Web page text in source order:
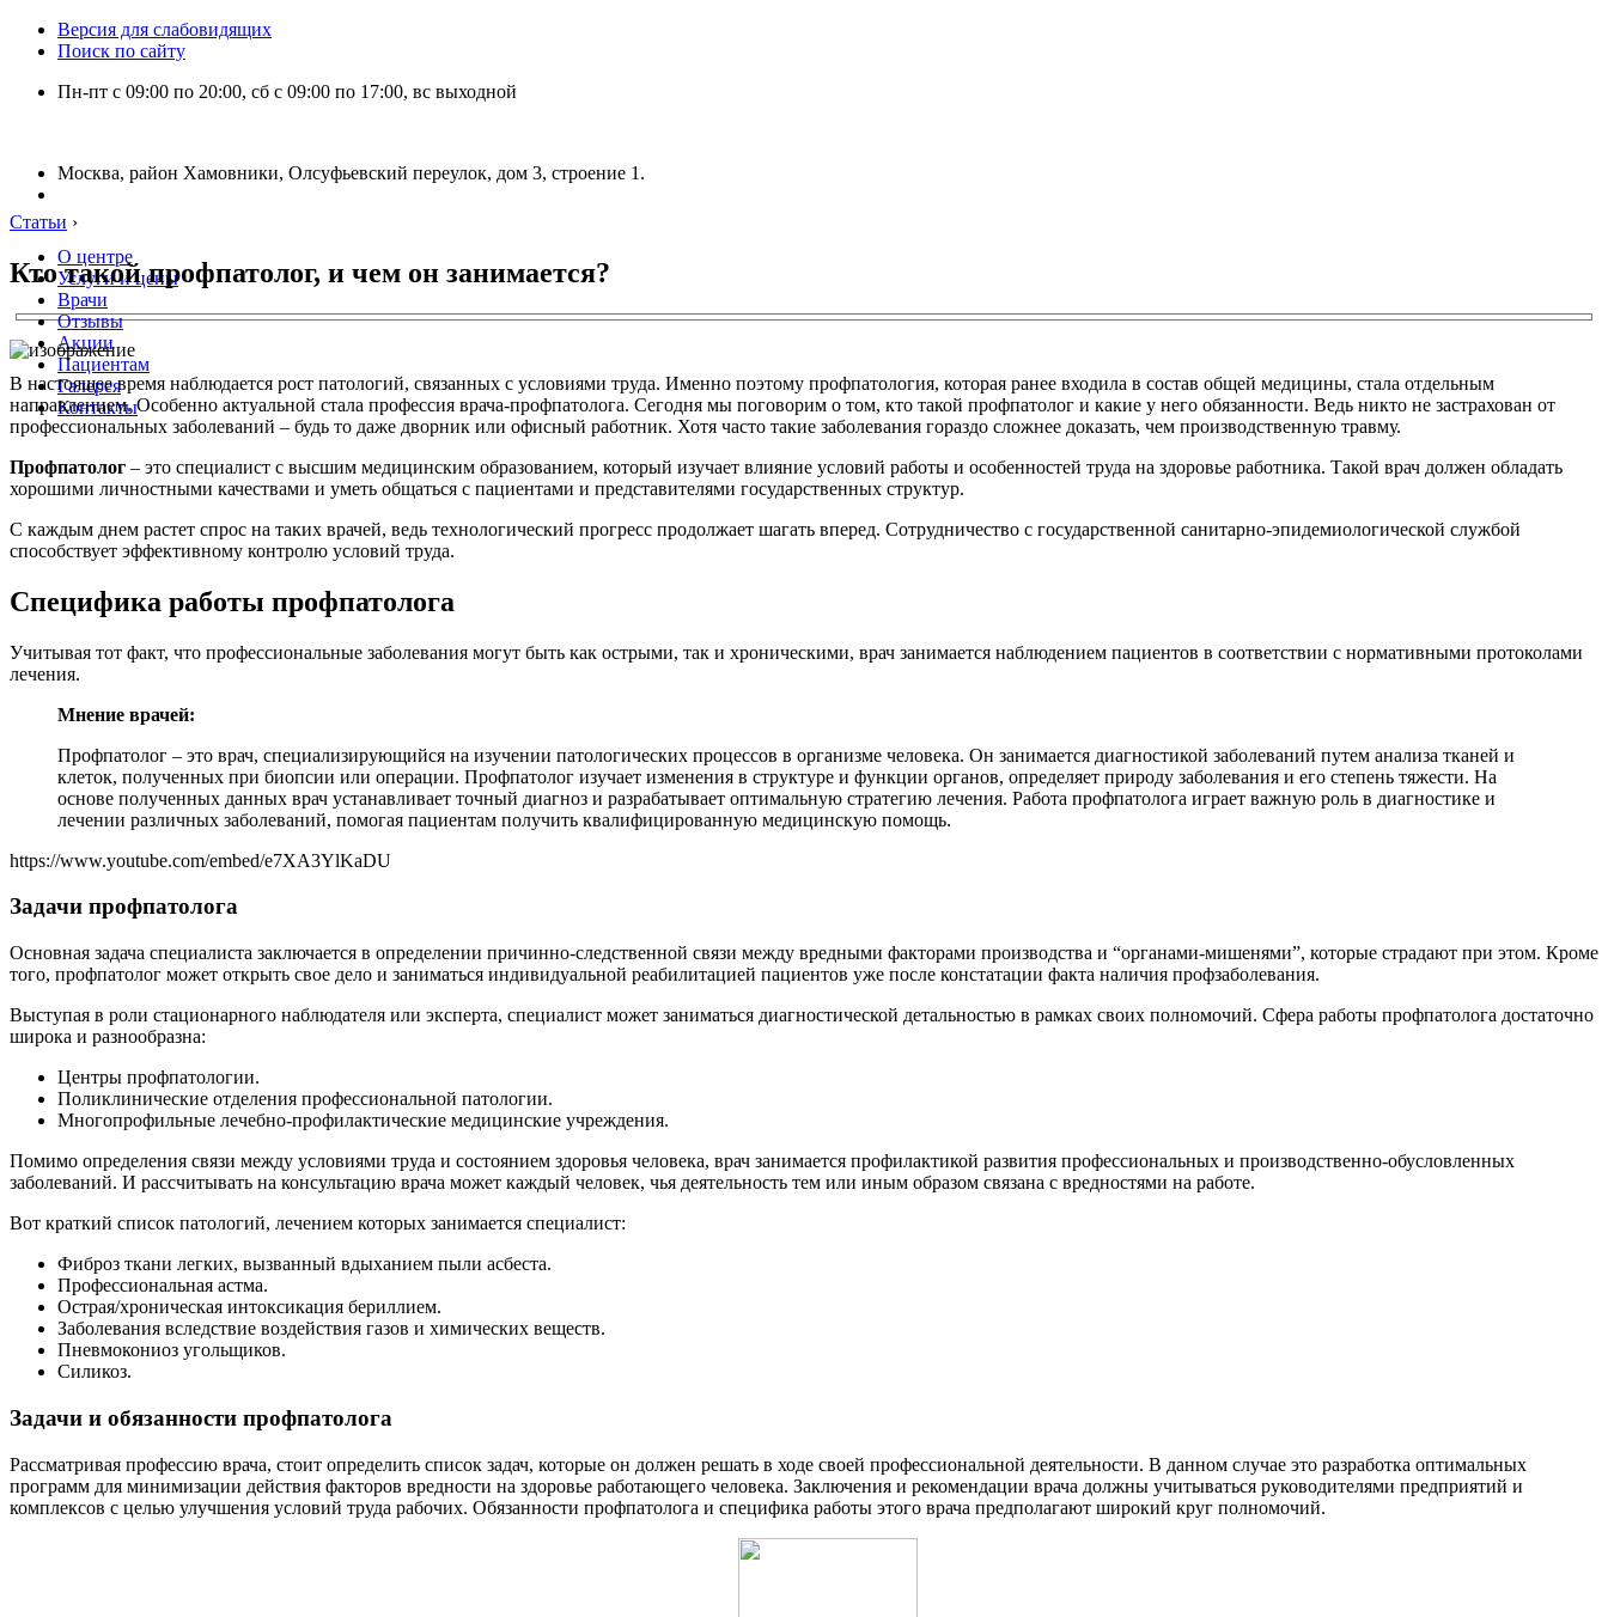
Версия для слабовидящих
Поиск по сайту
Пн-пт с 09:00 по 20:00, сб с 09:00 по 17:00, вс выходной
Москва, район Хамовники, Олсуфьевский переулок, дом 3, строение 1.
О центре
Услуги и цены
Врачи
Отзывы
Акции
Пациентам
Галерея
Контакты
Статьи ›
Кто такой профпатолог, и чем он занимается?
В настоящее время наблюдается рост патологий, связанных с условиями труда. Именно поэтому профпатология, которая ранее входила в состав общей медицины, стала отдельным
направлением. Особенно актуальной стала профессия врача-профпатолога. Сегодня мы поговорим о том, кто такой профпатолог и какие у него обязанности. Ведь никто не застрахован от
профессиональных заболеваний – будь то даже дворник или офисный работник. Хотя часто такие заболевания гораздо сложнее доказать, чем производственную травму.
Профпатолог – это специалист с высшим медицинским образованием, который изучает влияние условий работы и особенностей труда на здоровье работника. Такой врач должен обладать
хорошими личностными качествами и уметь общаться с пациентами и представителями государственных структур.
С каждым днем растет спрос на таких врачей, ведь технологический прогресс продолжает шагать вперед. Сотрудничество с государственной санитарно-эпидемиологической службой
способствует эффективному контролю условий труда.
Специфика работы профпатолога
Учитывая тот факт, что профессиональные заболевания могут быть как острыми, так и хроническими, врач занимается наблюдением пациентов в соответствии с нормативными протоколами
лечения.
Мнение врачей:
Профпатолог – это врач, специализирующийся на изучении патологических процессов в организме человека. Он занимается диагностикой заболеваний путем анализа тканей и
клеток, полученных при биопсии или операции. Профпатолог изучает изменения в структуре и функции органов, определяет природу заболевания и его степень тяжести. На
основе полученных данных врач устанавливает точный диагноз и разрабатывает оптимальную стратегию лечения. Работа профпатолога играет важную роль в диагностике и
лечении различных заболеваний, помогая пациентам получить квалифицированную медицинскую помощь.
https://www.youtube.com/embed/e7XA3YlKaDU
Задачи профпатолога
Основная задача специалиста заключается в определении причинно-следственной связи между вредными факторами производства и “органами-мишенями”, которые страдают при этом. Кроме
того, профпатолог может открыть свое дело и заниматься индивидуальной реабилитацией пациентов уже после констатации факта наличия профзаболевания.
Выступая в роли стационарного наблюдателя или эксперта, специалист может заниматься диагностической детальностью в рамках своих полномочий. Сфера работы профпатолога достаточно
широка и разнообразна:
Центры профпатологии.
Поликлинические отделения профессиональной патологии.
Многопрофильные лечебно-профилактические медицинские учреждения.
Помимо определения связи между условиями труда и состоянием здоровья человека, врач занимается профилактикой развития профессиональных и производственно-обусловленных
заболеваний. И рассчитывать на консультацию врача может каждый человек, чья деятельность тем или иным образом связана с вредностями на работе.
Вот краткий список патологий, лечением которых занимается специалист:
Фиброз ткани легких, вызванный вдыханием пыли асбеста.
Профессиональная астма.
Острая/хроническая интоксикация бериллием.
Заболевания вследствие воздействия газов и химических веществ.
Пневмокониоз угольщиков.
Силикоз.
Задачи и обязанности профпатолога
Рассматривая профессию врача, стоит определить список задач, которые он должен решать в ходе своей профессиональной деятельности. В данном случае это разработка оптимальных
программ для минимизации действия факторов вредности на здоровье работающего человека. Заключения и рекомендации врача должны учитываться руководителями предприятий и
комплексов с целью улучшения условий труда рабочих. Обязанности профпатолога и специфика работы этого врача предполагают широкий круг полномочий.